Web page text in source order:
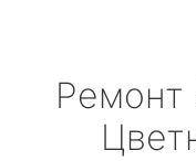
Ремонт